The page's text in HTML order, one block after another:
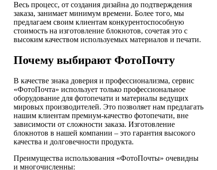
Весь процесс, от создания дизайна до подтверждения
заказа, занимает минимум времени. Более того, мы
предлагаем своим клиентам конкурентоспособную
стоимость на изготовление блокнотов, сочетая это с
высоким качеством используемых материалов и печати.
Почему выбирают ФотоПочту
В качестве знака доверия и профессионализма, сервис
«ФотоПочта» использует только профессиональное
оборудование для фотопечати и материалы ведущих
мировых производителей. Это позволяет нам предлагать
нашим клиентам премиум-качество фотопечати, вне
зависимости от сложности заказа. Изготовление
блокнотов в нашей компании – это гарантия высокого
качества и долговечности продукта.
Преимущества использования «ФотоПочты» очевидны
и многочисленны: